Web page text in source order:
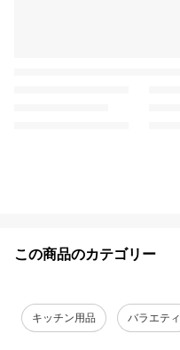
この商品のカテゴリー
キッチン用品 バラエティ